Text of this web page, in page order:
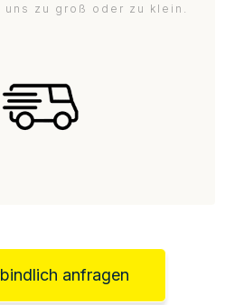
uns zu groß oder zu klein.
anfragen